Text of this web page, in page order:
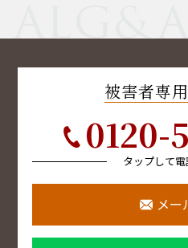
被害者専
0120-
タップして
メー